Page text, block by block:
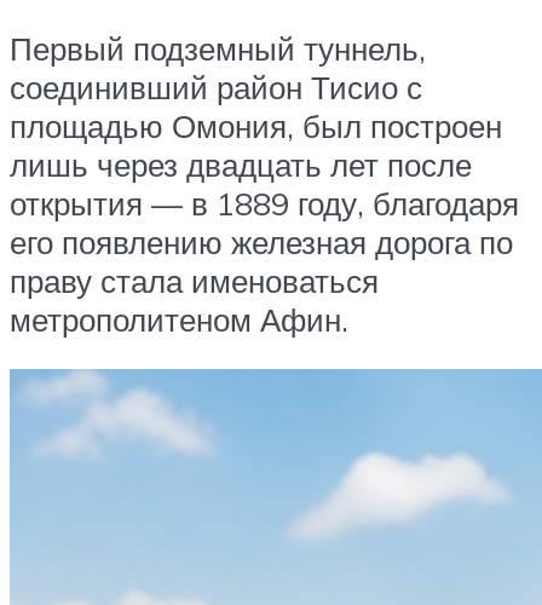
Первый подземный туннель,
соединивший район Тисио с
площадью Омония, был построен
лишь через двадцать лет после
открытия — в 1889 году, благодаря
его появлению железная дорога по
праву стала именоваться
метрополитеном Афин.